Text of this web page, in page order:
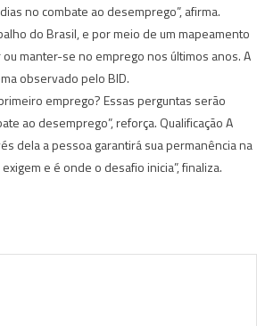
no combate ao desemprego”, afirma.
do Brasil, e por meio de um mapeamento
manter-se no emprego nos últimos anos. A
observado pelo BID.
emprego? Essas perguntas serão
ao desemprego”, reforça. Qualificação A
dela a pessoa garantirá sua permanência na
e é onde o desafio inicia”, finaliza.